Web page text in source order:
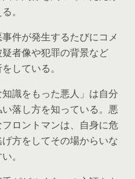
。
件が発生するたびにコメ
者像や犯罪の背景など
している。
識をもった悪人」は自分
落し方を知っている。悪
ロントマンは、自身に危
方をしてその場からいな
。